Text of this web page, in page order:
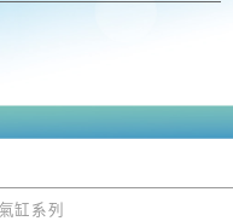
氣缸系列